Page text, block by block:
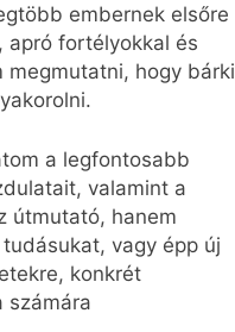
embernek elsőre
apró fortélyokkal és
megmutatni, hogy bárki
a legfontosabb
valamint a
útmutató, hanem
vagy épp új
konkrét
számára